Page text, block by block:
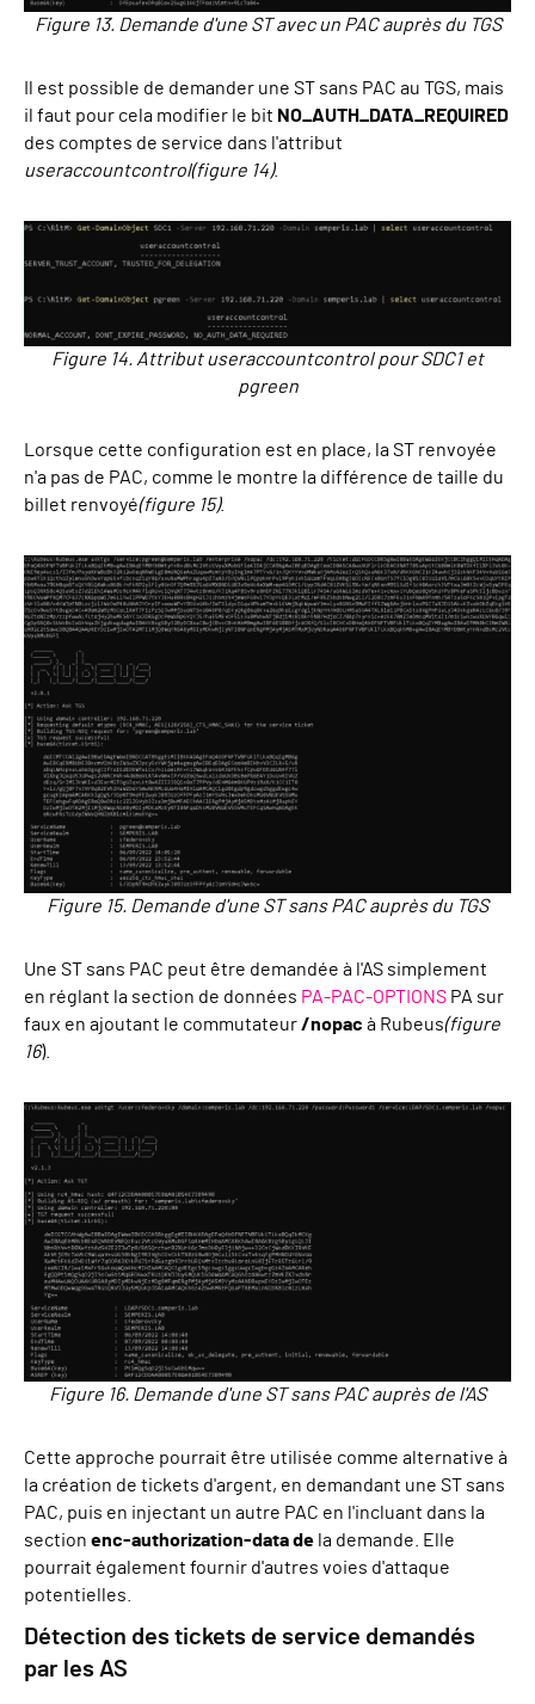
Figure 13. Demande d'une ST avec un PAC auprès du TGS
Il est possible de demander une ST sans PAC au TGS, mais
il faut pour cela modifier le bit NO_AUTH_DATA_REQUIRED
des comptes de service dans l'attribut
useraccountcontrol(figure 14).
Figure 14. Attribut useraccountcontrol pour SDC1 et
pgreen
Lorsque cette configuration est en place, la ST renvoyée
n'a pas de PAC, comme le montre la différence de taille du
billet renvoyé(figure 15).
Figure 15. Demande d'une ST sans PAC auprès du TGS
Une ST sans PAC peut être demandée à l'AS simplement
en réglant la section de données PA-PAC-OPTIONS PA sur
faux en ajoutant le commutateur/nopac à Rubeus(figure
16).
Figure 16. Demande d'une ST sans PAC auprès de l'AS
Cette approche pourrait être utilisée comme alternative à
la création de tickets d'argent, en demandant une ST sans
PAC, puis en injectant un autre PAC en l'incluant dans la
section enc-authorization-data de la demande. Elle
pourrait également fournir d'autres voies d'attaque
potentielles.
Détection des tickets de service demandés
par les AS